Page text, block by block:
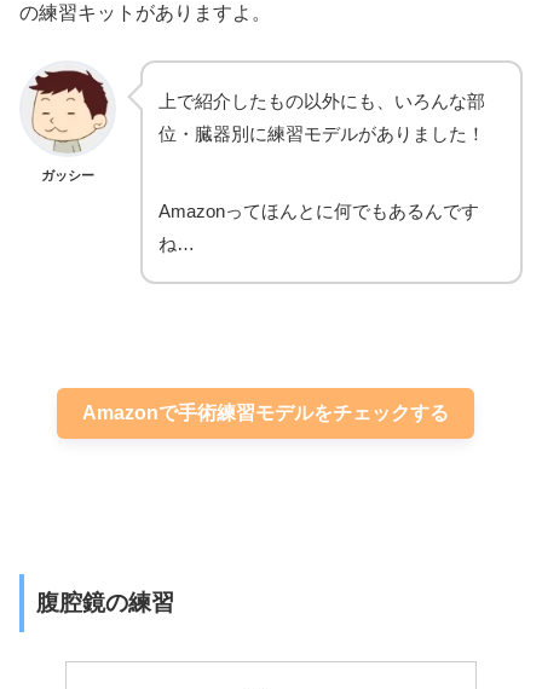
の練習キットがありますよ。
ガッシー
上で紹介したもの以外にも、いろんな部
位・臓器別に練習モデルがありました！
Amazonってほんとに何でもあるんです
ね…
Amazonで手術練習モデルをチェックする
腹腔鏡の練習